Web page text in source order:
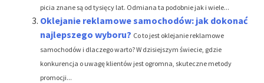
picia znane są od tysięcy lat. Odmiana ta podobnie jak i wiele...
Oklejanie reklamowe samochodów: jak dokonać
najlepszego wyboru? Co to jest oklejanie reklamowe
samochodów i dlaczego warto? W dzisiejszym świecie, gdzie
konkurencja o uwagę klientów jest ogromna, skuteczne metody
promocji...